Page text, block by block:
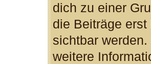
dich zu einer
die Beiträge
sichtbar
weitere